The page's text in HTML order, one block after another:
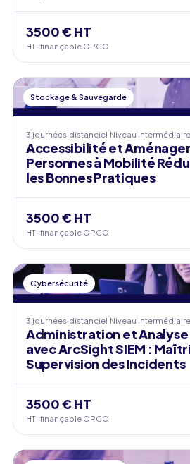
3500 € HT
HT · finançable OPCO
Stockage & Sauvegarde
3 journées distanciel Niveau Intermédiaire
Accessibilité et
Personnes à Mobilité
les Bonnes Pratiques
3500 € HT
HT · finançable OPCO
Cybersécurité
3 journées distanciel Niveau Intermédiaire
Administration et
avec ArcSight SIEM :
Supervision des Incidents
3500 € HT
HT · finançable OPCO